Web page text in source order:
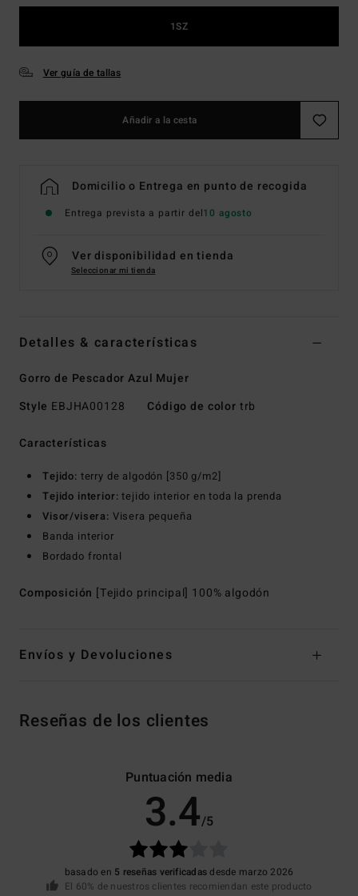
1SZ
Ver guía de tallas
Añadir a la cesta
Domicilio o Entrega en punto de recogida
Entrega prevista a partir del10 agosto
Ver disponibilidad en tienda
Seleccionar mi tienda
Detalles & características
Gorro de Pescador Azul Mujer
Style EBJHA00128 Código de color trb
Características
Tejido: terry de algodón [350 g/m2]
Tejido interior:tejido interior en toda la prenda
Visor/visera: Visera pequeña
Banda interior
Bordado frontal
Composición [Tejido principal] 100% algodón
Envíos y Devoluciones
Reseñas de los clientes
Puntuación media
3.4/5
basado en 5 reseñas verificadasdesde marzo 2026
El 60% de nuestros clientes recomiendan este producto